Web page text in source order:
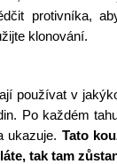
protivníka,
klonování.
používat v
Po každém
ukazuje. Tato
tak tam